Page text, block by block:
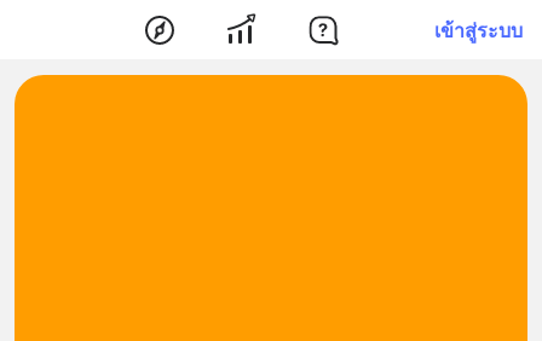
เข้าสู่ระบบ